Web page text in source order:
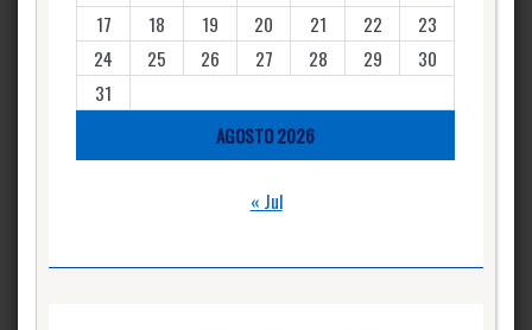
AGOSTO 2026
17
18 19 20 21 22
23
24
25 26 27 28 29
30
31
« Jul